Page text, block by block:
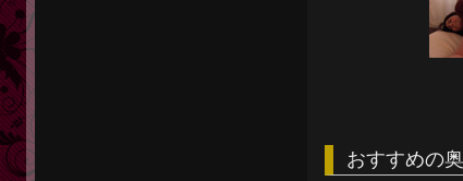
おすすめの